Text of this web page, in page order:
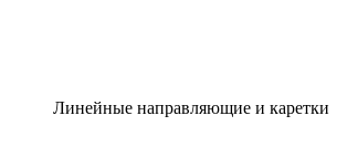
Линейные направляющие и каретки